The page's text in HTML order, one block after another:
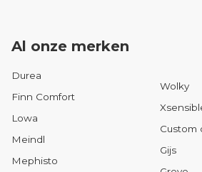
Al onze merken
Durea
Finn Comfort
Lowa
Meindl
Mephisto
Wolky
Custom
Gijs